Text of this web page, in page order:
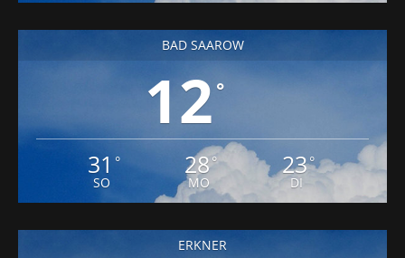
BAD SAAROW
12 °
31 °
SO
28°
MO
23°
DI
ERKNER